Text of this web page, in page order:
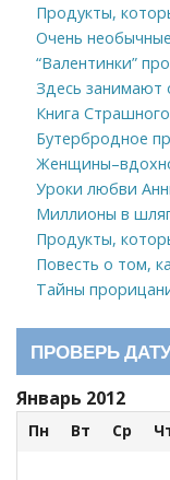
Продукты,
Очень
“Валентинки”
Здесь занимают
Книга
Бутербродное
Уроки любви
Миллионы в
Продукты,
Повесть о том,
Тайны
ПРОВЕРЬ
Январь 2012
Пн Вт Ср